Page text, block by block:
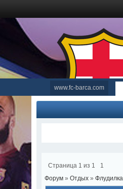
www.fc-barca.com
Страница 1 из 1
1
Форум » Отдых » Флудилка